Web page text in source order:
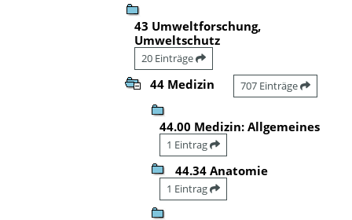
43 Umweltforschung,
Umweltschutz
20 Einträge
44 Medizin 707 Einträge
44.00 Medizin: Allgemeines
1 Eintrag
44.34 Anatomie
1 Eintrag